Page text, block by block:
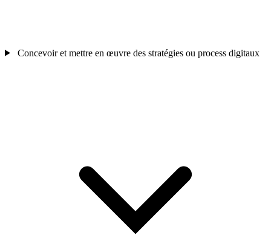
Concevoir et mettre en œuvre des stratégies ou process digitaux